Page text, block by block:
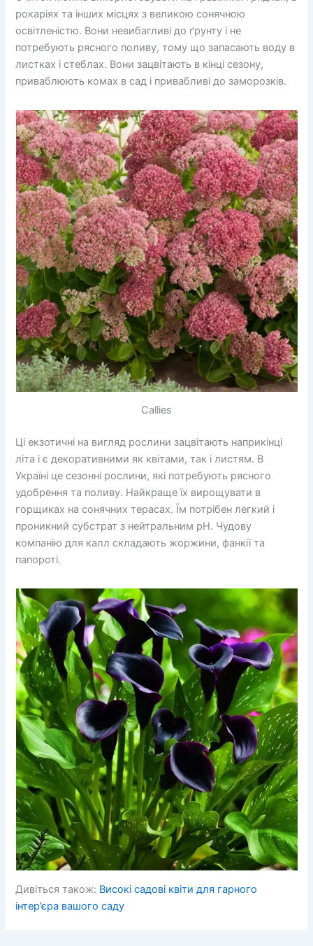
рокаріях та інших місцях з великою сонячною
освітленістю. Вони невибагливі до ґрунту і не
потребують рясного поливу, тому що запасають воду в
листках і стеблах. Вони зацвітають в кінці сезону,
приваблюють комах в сад і привабливі до заморозків.
Callies
Ці екзотичні на вигляд рослини зацвітають наприкінці
літа і є декоративними як квітами, так і листям. В
Україні це сезонні рослини, які потребують рясного
удобрення та поливу. Найкраще їх вирощувати в
горщиках на сонячних терасах. Їм потрібен легкий і
проникний субстрат з нейтральним pH. Чудову
компанію для калл складають жоржини, фанкії та
папороті.
Дивіться також: Високі садові квіти для гарного
інтер’єра вашого саду